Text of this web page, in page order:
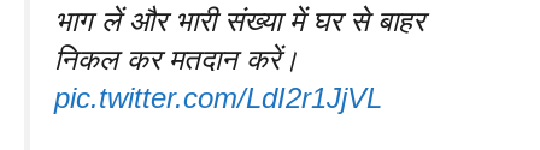
भाग लें और भारी संख्या में घर से बाहर
निकल कर मतदान करें।
pic.twitter.com/LdI2r1JjVL